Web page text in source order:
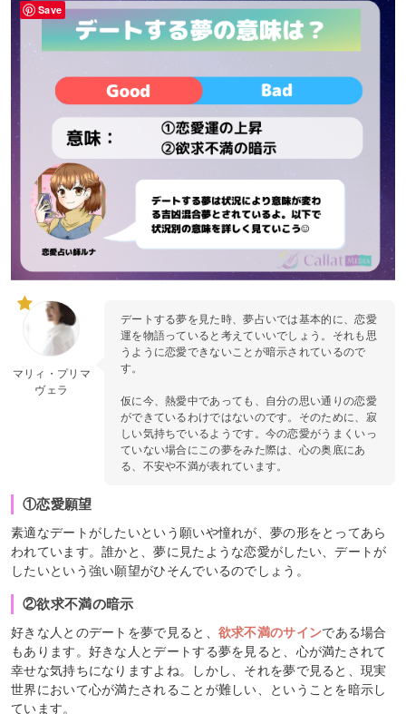
マリィ・プリマ
ヴェラ
デートする夢を見た時、夢占いでは基本的に、恋愛
運を物語っていると考えていいでしょう。それも思
うように恋愛できないことが暗示されているので
す。
仮に今、熱愛中であっても、自分の思い通りの恋愛
ができているわけではないのです。そのために、寂
しい気持ちでいるようです。今の恋愛がうまくいっ
ていない場合にこの夢をみた際は、心の奥底にあ
る、不安や不満が表れています。
①恋愛願望
素適なデートがしたいという願いや憧れが、夢の形をとってあら
われています。誰かと、夢に見たような恋愛がしたい、デートが
したいという強い願望がひそんでいるのでしょう。
②欲求不満の暗示
好きな人とのデートを夢で見ると、 欲求不満のサインである場合
もあります。好きな人とデートする夢を見ると、心が満たされて
幸せな気持ちになりますよね。しかし、それを夢で見ると、現実
世界において心が満たされることが難しい、ということを暗示し
ています。
Save